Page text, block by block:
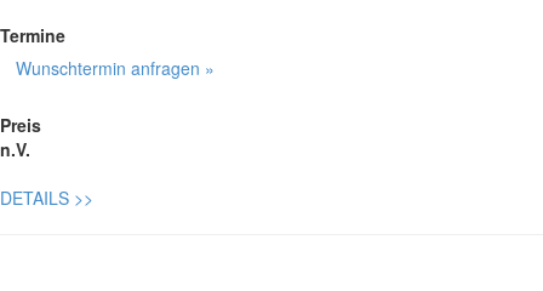
Termine
Wunschtermin anfragen »
Preis
n.V.
DETAILS >>